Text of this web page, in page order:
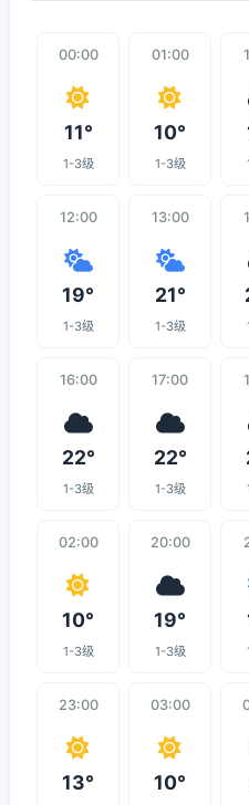
00:00
11°
1-3级
01:00
10°
1-3级
12:00
19°
1-3级
13:00
21°
1-3级
16:00
22°
1-3级
17:00
22°
1-3级
02:00
10°
1-3级
20:00
19°
1-3级
23:00
13°
03:00
10°